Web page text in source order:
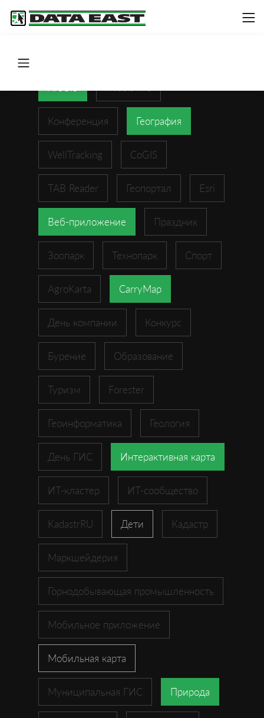
Конференция География
WellTracking CoGIS
TAB Reader Геопортал Esri
Веб-приложение Праздник
Зоопарк Технопарк Спорт
AgroKarta CarryMap
День компании Конкурс
Бурение Образование
Туризм Forester
Геоинформатика Геология
День ГИС Интерактивная карта
ИТ-кластер ИТ-сообщество
KadastrRU Дети Кадастр
Маркшейдерия
Горнодобывающая промышленность
Мобильное приложение
Мобильная карта
Муниципальная ГИС Природа